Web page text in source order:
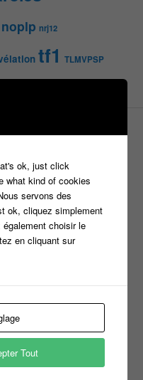
noplp nrj12
tf1 TLMVPSP
?
ok, just click
what kind of cookies
servons des
ok, cliquez simplement
choisir le
en cliquant sur
Tout